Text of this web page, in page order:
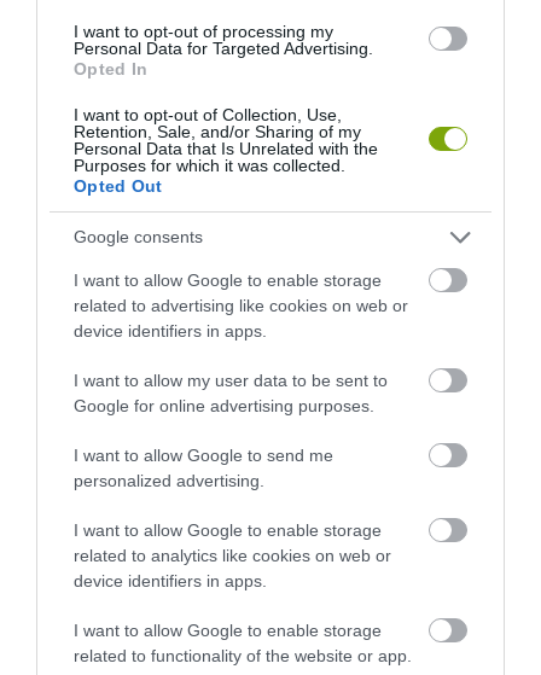
I want to opt-out of processing my
Personal Data for Targeted Advertising.
Opted In
I want to opt-out of Collection, Use,
Retention, Sale, and/or Sharing of my
Personal Data that Is Unrelated with the
Purposes for which it was collected.
Opted Out
Google consents
I want to allow Google to enable storage
related to advertising like cookies on web or
device identifiers in apps.
I want to allow my user data to be sent to
Google for online advertising purposes.
I want to allow Google to send me
personalized advertising.
I want to allow Google to enable storage
related to analytics like cookies on web or
device identifiers in apps.
I want to allow Google to enable storage
related to functionality of the website or app.
ÁRUDÁBAN!
KÖVETKEZŐ CIKK
TÖRTÉNELMI PILLANAT AZ IDEI TÉLI OLIMPIÁN: MEGVAN AZ
ELSŐ MAGYAR ARANYÉREM!
HASONLÓ ÉRDEKESSÉGEK
A KOALA EVOLÚCIÓS MÚLTJA
NYUGODT
EUKALIPTUSZRÁGCSÁLÁS
500 EDDIG ISMERETLEN
LAKÓJÁT MUTATTA MEG